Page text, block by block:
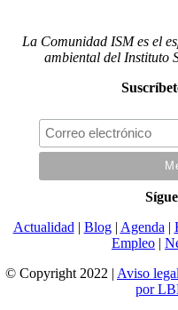
La Comunidad ISM es el
ambiental del Instituto
Actualidad | Blog| Agenda |
Empleo |
© Copyright 2022 | Aviso legal
por